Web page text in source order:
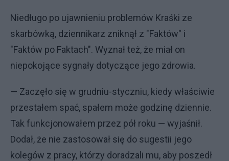
Niedługo po ujawnieniu problemów Kraśki ze
skarbówką, dziennikarz zniknął z "Faktów" i
"Faktów po Faktach". Wyznał też, że miał on
niepokojące sygnały dotyczące jego zdrowia.
— Zaczęło się w grudniu-styczniu, kiedy właściwie
przestałem spać, spałem może godzinę dziennie.
Tak funkcjonowałem przez pół roku — wyjaśnił.
Dodał, że nie zastosował się do sugestii jego
kolegów z pracy, którzy doradzali mu, aby poszedł